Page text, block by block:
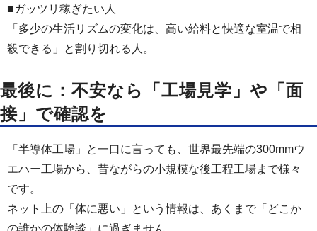
■ガッツリ稼ぎたい人
「多少の生活リズムの変化は、高い給料と快適な室温で相
殺できる」と割り切れる人。
最後に：不安なら「工場見学」や「面
接」で確認を
「半導体工場」と一口に言っても、世界最先端の300mmウ
エハー工場から、昔ながらの小規模な後工程工場まで様々
です。
ネット上の「体に悪い」という情報は、あくまで「どこか